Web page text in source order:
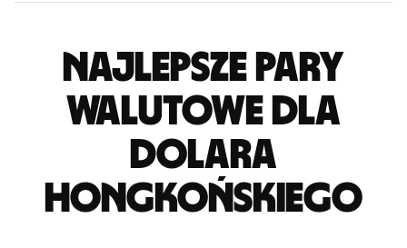
Najlepsze pary
walutowe dla
dolara
hongkońskiego